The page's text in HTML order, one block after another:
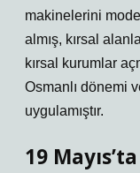
makinelerini
almış, kırsal
kırsal kurumlar
Osmanlı dönemi
uygulamıştır.
19